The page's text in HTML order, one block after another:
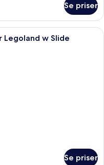
Se priser
modernt vardagsrum med en
Legoland w Slide
Se priser